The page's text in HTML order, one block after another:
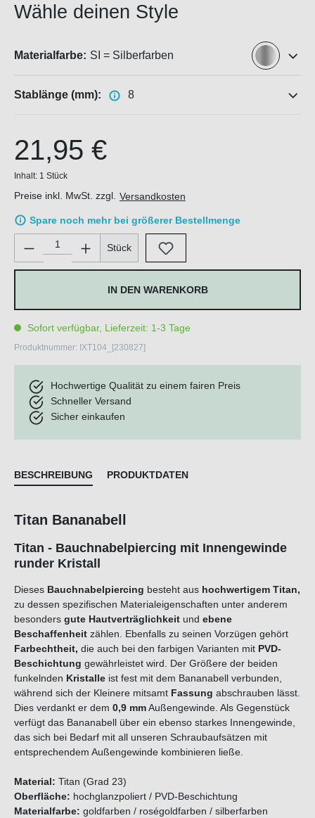
Wähle deinen Style
Materialfarbe: SI = Silberfarben
Stablänge (mm): 8
21,95 €
Inhalt: 1 Stück
Preise inkl. MwSt. zzgl. Versandkosten
Spare noch mehr bei größerer Bestellmenge
Produkt Anzahl: Gib den gewünschten Wert ein oder
Stück
IN DEN WARENKORB
Sofort verfügbar, Lieferzeit: 1-3 Tage
Produktnummer: IXT104_[230827]
Hochwertige Qualität zu einem fairen Preis
Schneller Versand
Sicher einkaufen
BESCHREIBUNG PRODUKTDATEN
Titan Bananabell
Titan - Bauchnabelpiercing mit Innengewinde
runder Kristall
Dieses Bauchnabelpiercing besteht aus hochwertigem Titan,
zu dessen spezifischen Materialeigenschaften unter anderem
besonders gute Hautverträglichkeit und ebene
Beschaffenheit zählen. Ebenfalls zu seinen Vorzügen gehört
Farbechtheit, die auch bei den farbigen Varianten mit PVD-
Beschichtung gewährleistet wird. Der Größere der beiden
funkelnden Kristalle ist fest mit dem Bananabell verbunden,
während sich der Kleinere mitsamt Fassung abschrauben lässt.
Dies verdankt er dem 0,9 mmAußengewinde. Als Gegenstück
verfügt das Bananabell über ein ebenso starkes Innengewinde,
das sich bei Bedarf mit all unseren Schraubaufsätzen mit
entsprechendem Außengewinde kombinieren ließe.
Material: Titan (Grad 23)
Oberfläche: hochglanzpoliert / PVD-Beschichtung
Materialfarbe: goldfarben / roségoldfarben / silberfarben